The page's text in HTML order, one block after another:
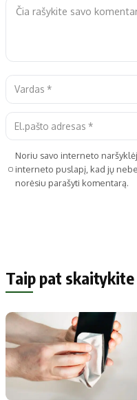
Noriu savo interneto
interneto puslapį, kad jų
norėsiu parašyti komentarą.
Taip pat skaitykite